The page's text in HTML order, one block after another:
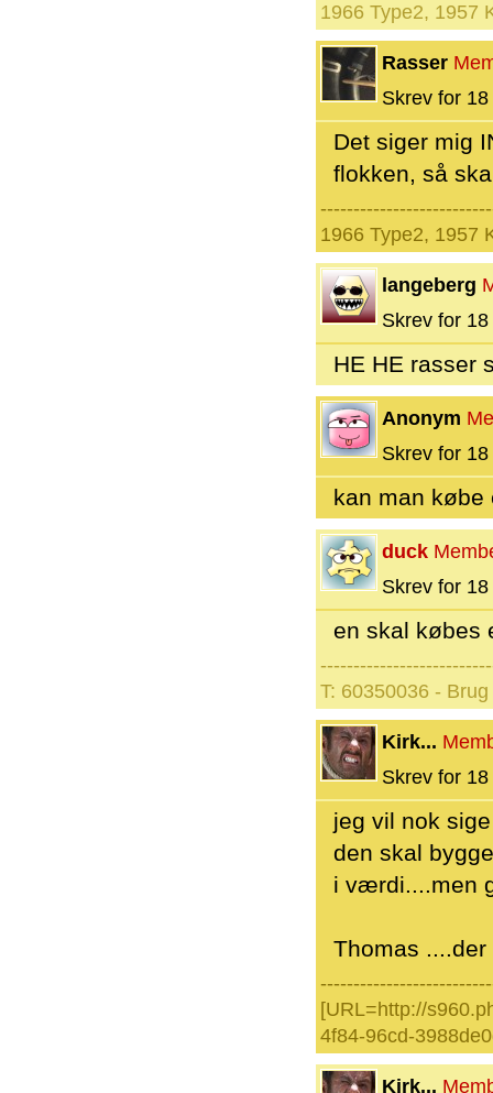
1966 Type2, 1957
Rasser
Skrev for
Det siger mig
flokken, så
1966 Type2, 1957
langeberg
Skrev for
HE HE rasser
Anonym
Skrev for
kan man købe
duck
Skrev for
en skal købes
T: 60350036 -
Kirk...
Skrev for
jeg vil nok
den skal
i værdi....men
Thomas
[URL=http://
4f84-96cd-
Kirk...